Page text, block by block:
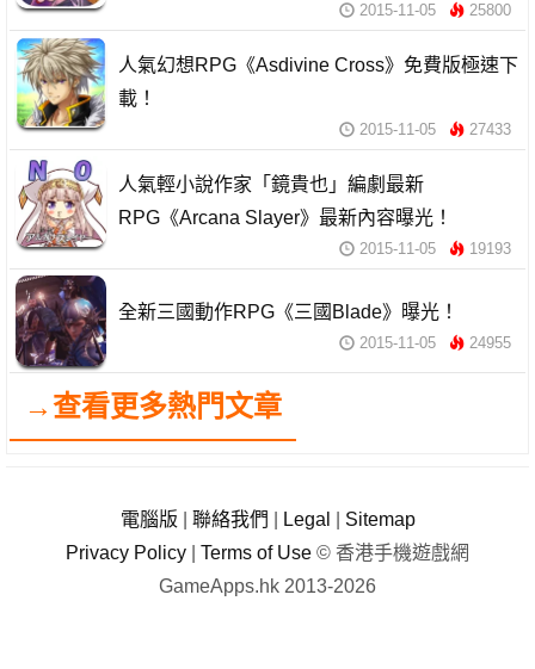
2015-11-05 25800
人氣幻想RPG《Asdivine Cross》免費版極速下
載！
2015-11-05 27433
人氣輕小說作家「鏡貴也」編劇最新
RPG《Arcana Slayer》最新內容曝光！
2015-11-05 19193
全新三國動作RPG《三國Blade》曝光！
2015-11-05 24955
→查看更多熱門文章
電腦版 聯絡我們 Legal
Sitemap
Privacy Policy
Terms of Use © 香港手機遊戲網
GameApps.hk 2013-2026